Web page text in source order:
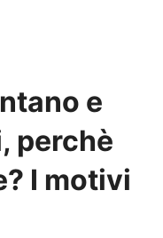
e
perchè
I motivi